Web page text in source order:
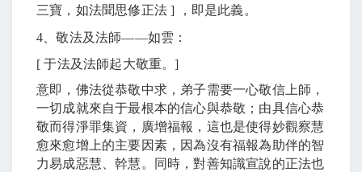
三寶，如法聞思修正法 ]
，即是此義。
4 、敬法及法師――如雲：
[于法及法師起大敬重。]
意即，佛法從恭敬中求，弟子需要一心敬信上師，
一切成就來自于最根本的信心與恭敬；由具信心恭
敬而得淨罪集資，廣增福報，這也是使得妙觀察慧
愈來愈增上的主要因素，因為沒有福報為助伴的智
力易成惡慧、幹慧。同時，對善知識宣說的正法也